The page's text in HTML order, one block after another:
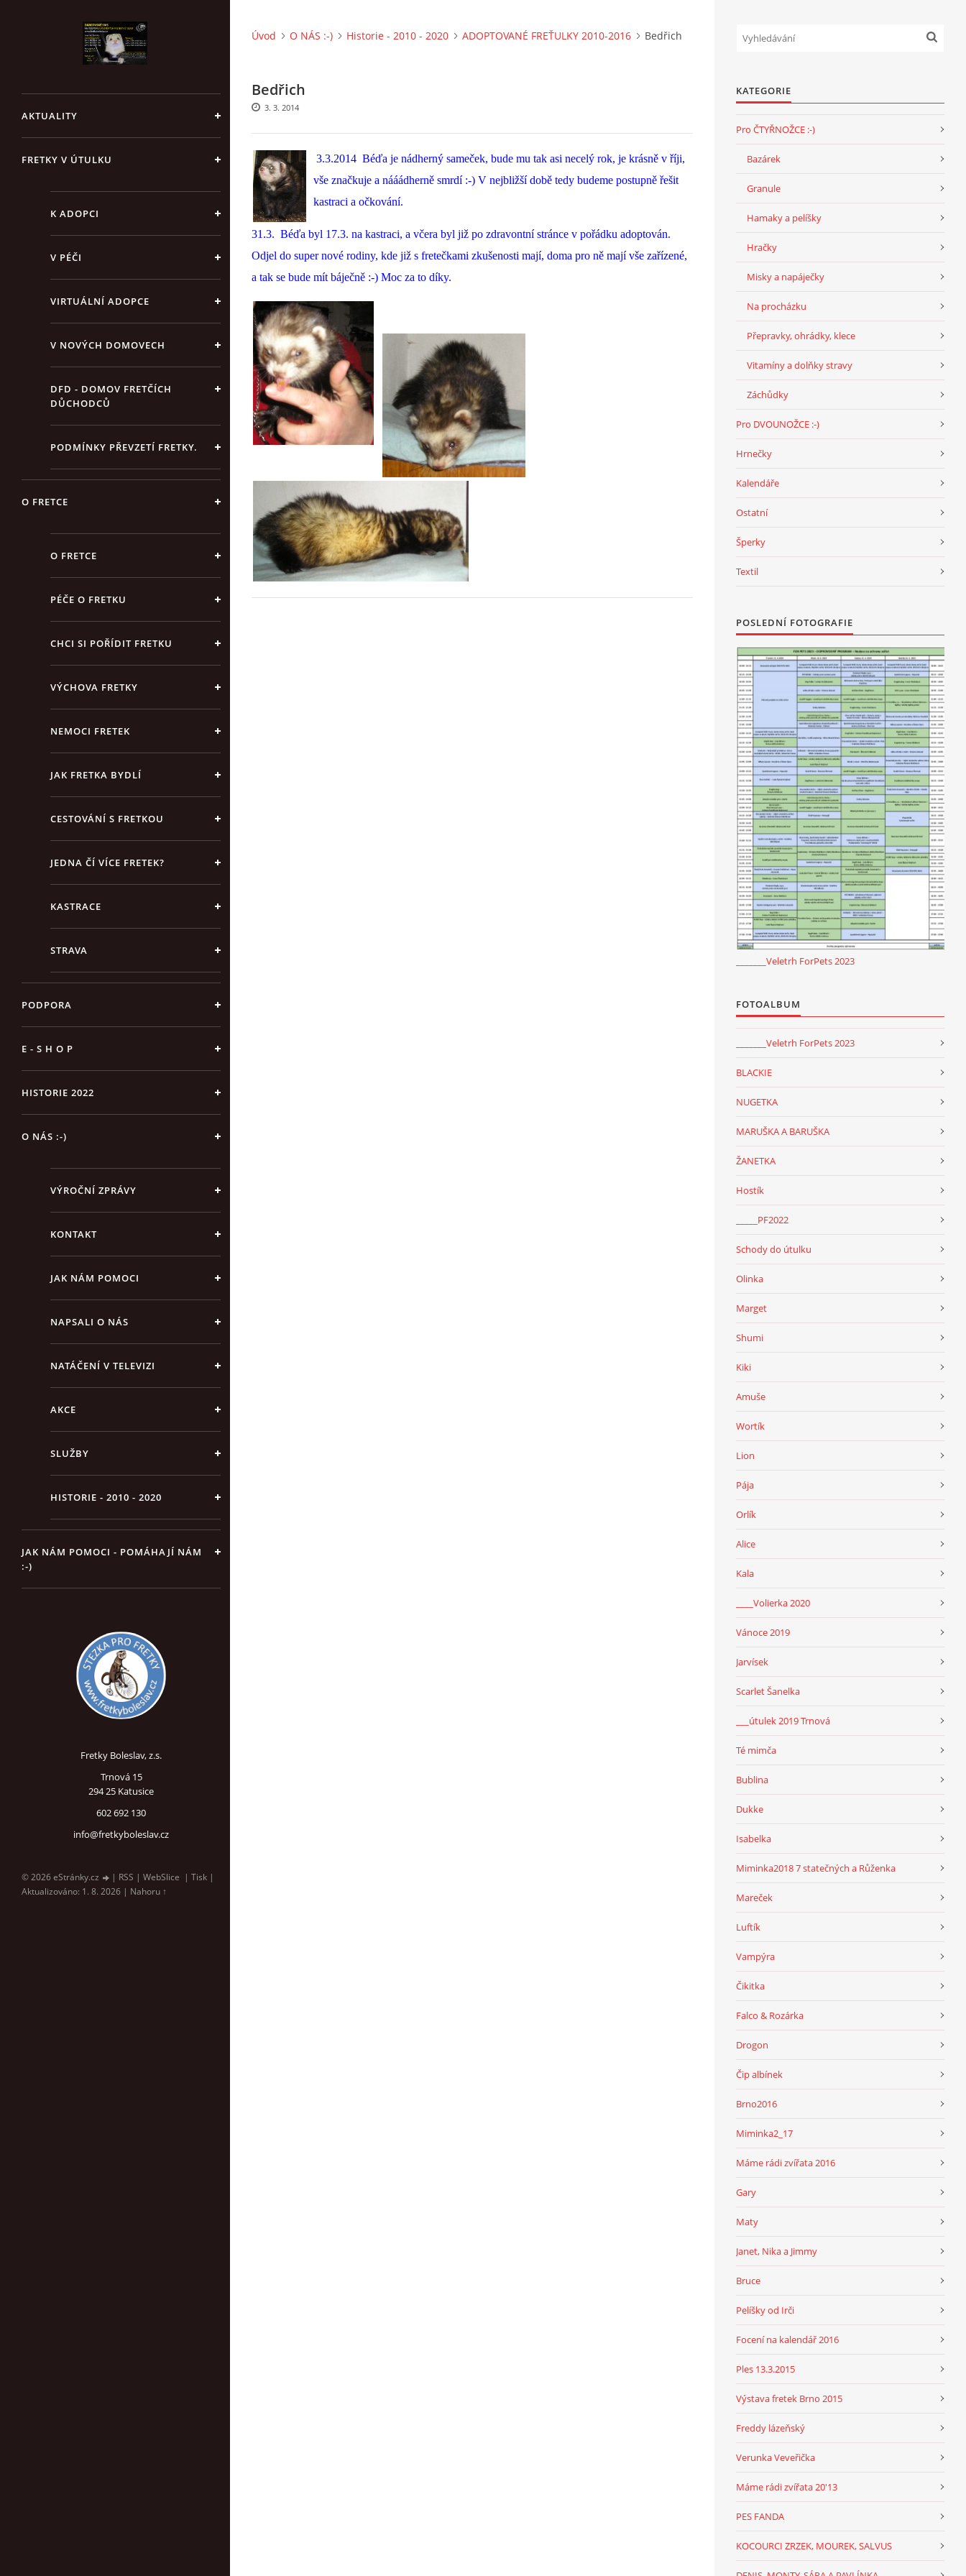
AKTUALITY
FRETKY V ÚTULKU
K ADOPCI
V PÉČI
VIRTUÁLNÍ ADOPCE
V NOVÝCH DOMOVECH
DFD - DOMOV FRETČÍCH
DŮCHODCŮ
PODMÍNKY PŘEVZETÍ FRETKY.
O FRETCE
O FRETCE
PÉČE O FRETKU
CHCI SI POŘÍDIT FRETKU
VÝCHOVA FRETKY
NEMOCI FRETEK
JAK FRETKA BYDLÍ
CESTOVÁNÍ S FRETKOU
JEDNA ČÍ VÍCE FRETEK?
KASTRACE
STRAVA
PODPORA
E - S H O P
HISTORIE 2022
O NÁS :-)
VÝROČNÍ ZPRÁVY
KONTAKT
JAK NÁM POMOCI
NAPSALI O NÁS
NATÁČENÍ V TELEVIZI
AKCE
SLUŽBY
HISTORIE - 2010 - 2020
JAK NÁM POMOCI - POMÁHAJÍ NÁM
:-)
Fretky Boleslav, z.s.
Trnová 15
294 25 Katusice
602 692 130
info@fretkyboleslav.cz
© 2026 eStránky.cz | RSS | WebSlice | Tisk |
Aktualizováno: 1. 8. 2026 | Nahoru ↑
Úvod O NÁS :-) Historie - 2010 - 2020 ADOPTOVANÉ FREŤULKY 2010-2016 Bedřich
Bedřich
3. 3. 2014
3.3.2014 Béďa je nádherný sameček, bude mu tak asi necelý rok, je krásně v říji,
vše značkuje a nááádherně smrdí :-) V nejbližší době tedy budeme postupně řešit
kastraci a očkování.
31.3. Béďa byl 17.3. na kastraci, a včera byl již po zdravontní stránce v pořádku adoptován.
Odjel do super nové rodiny, kde již s fretečkami zkušenosti mají, doma pro ně mají vše zařízené,
a tak se bude mít báječně :-) Moc za to díky.
KATEGORIE
Pro ČTYŘNOŽCE :-)
Bazárek
Granule
Hamaky a pelíšky
Hračky
Misky a napáječky
Na procházku
Přepravky, ohrádky, klece
Vitamíny a dolňky stravy
Záchůdky
Pro DVOUNOŽCE :-)
Hrnečky
Kalendáře
Ostatní
Šperky
Textil
POSLEDNÍ FOTOGRAFIE
_______Veletrh ForPets 2023
FOTOALBUM
_______Veletrh ForPets 2023
BLACKIE
NUGETKA
MARUŠKA A BARUŠKA
ŽANETKA
Hostík
_____PF2022
Schody do útulku
Olinka
Marget
Shumi
Kiki
Amuše
Wortík
Lion
Pája
Orlík
Alice
Kala
____Volierka 2020
Vánoce 2019
Jarvísek
Scarlet Šanelka
___útulek 2019 Trnová
Té mimča
Bublina
Dukke
Isabelka
Miminka2018 7 statečných a Růženka
Mareček
Luftík
Vampýra
Čikitka
Falco & Rozárka
Drogon
Čip albínek
Brno2016
Miminka2_17
Máme rádi zvířata 2016
Gary
Maty
Janet, Nika a Jimmy
Bruce
Pelíšky od Irči
Focení na kalendář 2016
Ples 13.3.2015
Výstava fretek Brno 2015
Freddy lázeňský
Verunka Veveřička
Máme rádi zvířata 20'13
PES FANDA
KOCOURCI ZRZEK, MOUREK, SALVUS